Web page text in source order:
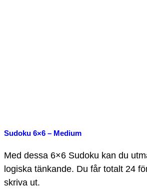
Sudoku 6×6 – Medium
Med dessa 6×6 Sudoku kan du
logiska tänkande. Du får totalt 24
skriva ut.